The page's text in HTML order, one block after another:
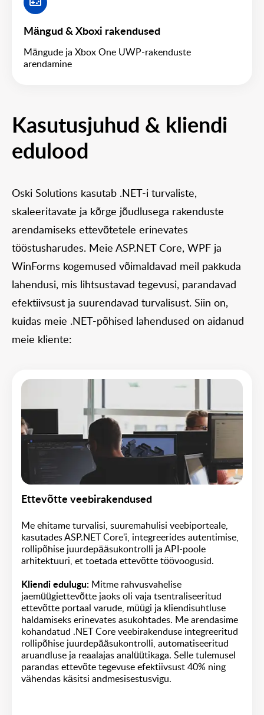
Mängud & Xboxi rakendused
Mängude ja Xbox One UWP-rakenduste
arendamine
Kasutusjuhud & kliendi
edulood
Oski Solutions kasutab .NET-i turvaliste,
skaleeritavate ja kõrge jõudlusega rakenduste
arendamiseks ettevõtetele erinevates
tööstusharudes. Meie ASP.NET Core, WPF ja
WinForms kogemused võimaldavad meil pakkuda
lahendusi, mis lihtsustavad tegevusi, parandavad
efektiivsust ja suurendavad turvalisust. Siin on,
kuidas meie .NET-põhised lahendused on aidanud
meie kliente:
Ettevõtte veebirakendused
Me ehitame turvalisi, suuremahulisi veebiporteale,
kasutades ASP.NET Core'i, integreerides autentimise,
rollipõhise juurdepääsukontrolli ja API-poole
arhitektuuri, et toetada ettevõtte töövoogusid.
Kliendi edulugu: Mitme rahvusvahelise
jaemüügiettevõtte jaoks oli vaja tsentraliseeritud
ettevõtte portaal varude, müügi ja kliendisuhtluse
haldamiseks erinevates asukohtades. Me arendasime
kohandatud .NET Core veebirakenduse integreeritud
rollipõhise juurdepääsukontrolli, automatiseeritud
aruandluse ja reaalajas analüütikaga. Selle tulemusel
parandas ettevõte tegevuse efektiivsust 40% ning
vähendas käsitsi andmesisestusvigu.